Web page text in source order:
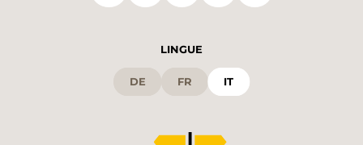
LINGUE
DE FR IT